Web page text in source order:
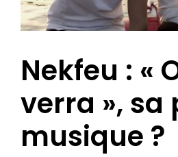
Nekfeu : «
verra », sa
musique ?